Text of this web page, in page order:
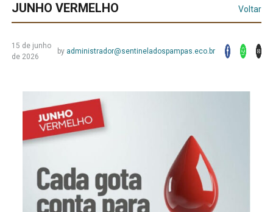
JUNHO VERMELHO Voltar
15 de junho
de 2026
by administrador@sentineladospampas.eco.br